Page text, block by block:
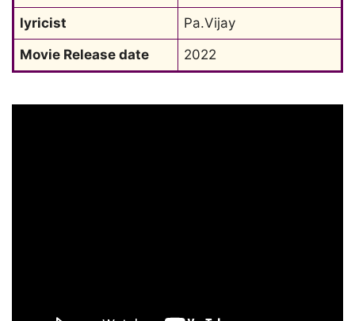
lyricist
Pa.Vijay
Movie Release date
2022